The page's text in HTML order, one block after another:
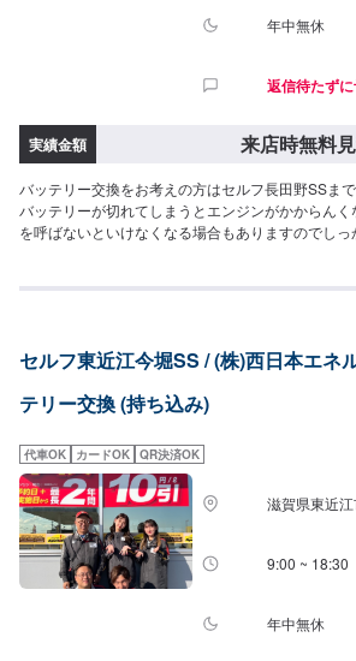
年中無休
返信待たずに
実績金額 来店時無料
バッテリー交換をお考えの方はセルフ長田野SSま
バッテリーが切れてしまうとエンジンがかからん
を呼ばないといけなくなる場合もありますのでし
セルフ東近江今堀SS / (株)西日本エネ
テリー交換 (持ち込み)
代車OK カードOK QR決済OK
滋賀県東近
9:00 ~ 18:30
年中無休